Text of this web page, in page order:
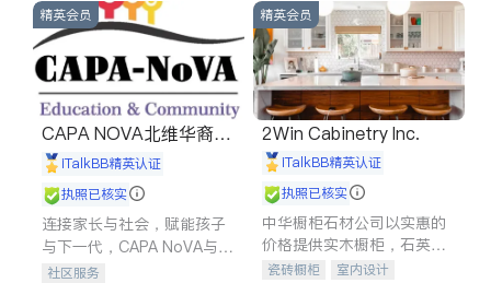
信托/遗嘱
商业
索赔
律师-其它 保释
精英会员
CAPA NOVA北维华裔家
长会iTalkBB精英认证
执照已核实
连接家长与社会，赋能孩子
与下一代，CAPA NoVA与您
携手建设包容、公平、充满
社区服务
精英会员
2Win Cabinetry Inc.
iTalkBB精英认证
执照已核实
中华橱柜石材公司以实惠的
价格提供实木橱柜，石英石
台面，多种优质不锈钢水
瓷砖橱柜
室内设计